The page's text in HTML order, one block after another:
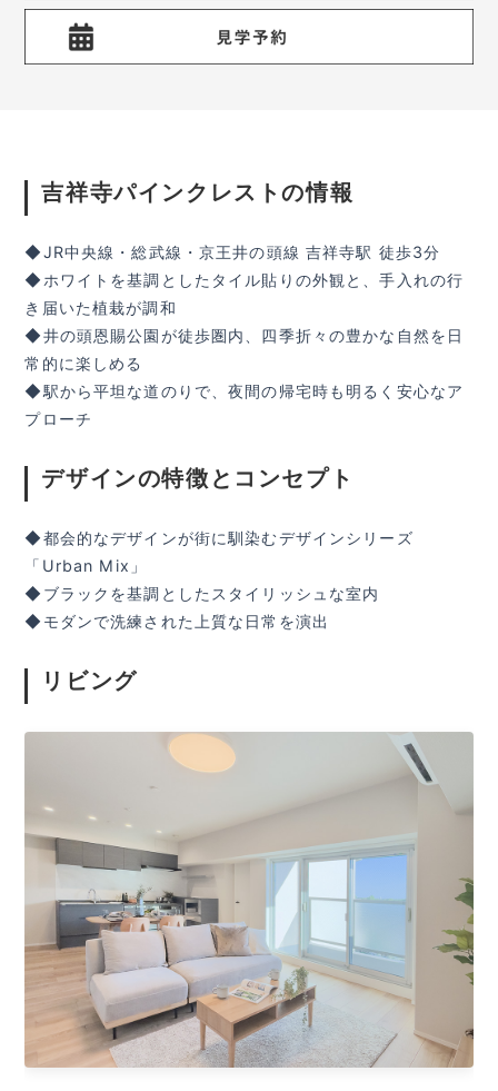
吉祥寺パインクレストの情報
◆JR中央線・総武線・京王井の頭線 吉祥寺駅 徒歩3分
◆ホワイトを基調としたタイル貼りの外観と、手入れの行
き届いた植栽が調和
◆井の頭恩賜公園が徒歩圏内、四季折々の豊かな自然を日
常的に楽しめる
◆駅から平坦な道のりで、夜間の帰宅時も明るく安心なア
プローチ
デザインの特徴とコンセプト
◆都会的なデザインが街に馴染むデザインシリーズ
「Urban Mix」
◆ブラックを基調としたスタイリッシュな室内
◆モダンで洗練された上質な日常を演出
リビング